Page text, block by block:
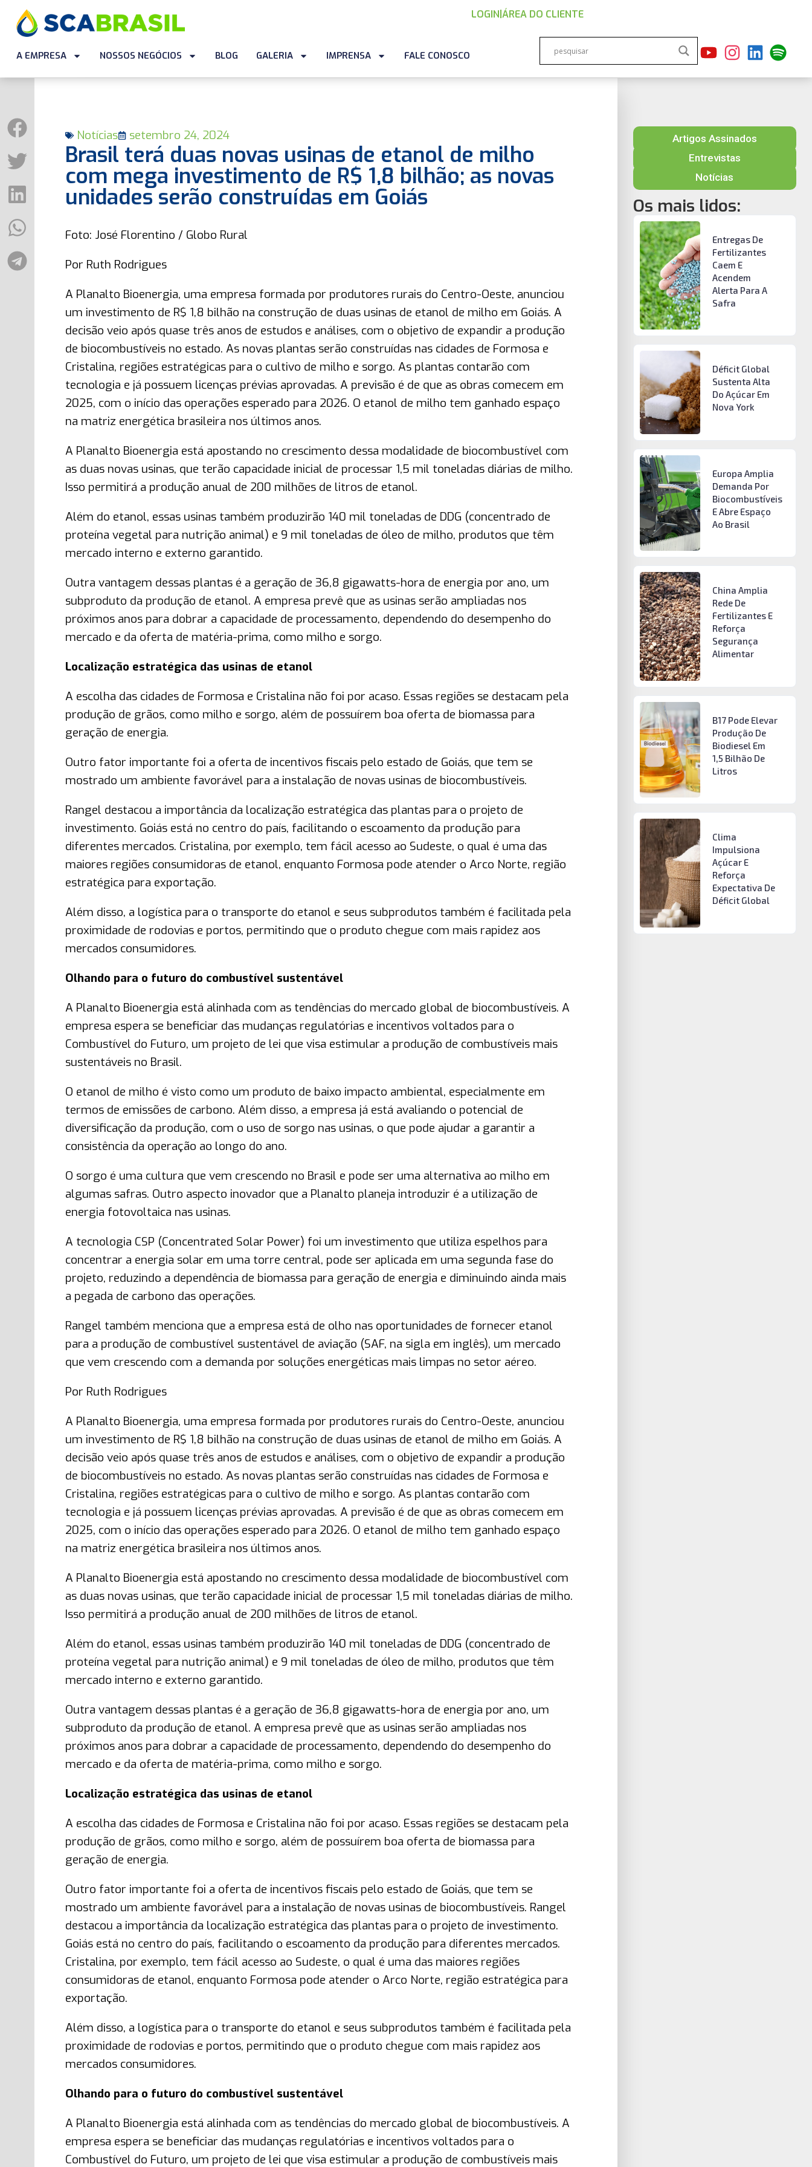
LOGIN |ÁREA DO CLIENTE
A EMPRESA NOSSOS NEGÓCIOS BLOG GALERIA IMPRENSA FALE CONOSCO
Notícias setembro 24, 2024
Brasil terá duas novas usinas de etanol de milho
com mega investimento de R$ 1,8 bilhão; as novas
unidades serão construídas em Goiás
Foto: José Florentino / Globo Rural
Por Ruth Rodrigues
A Planalto Bioenergia, uma empresa formada por produtores rurais do Centro-Oeste, anunciou
um investimento de R$ 1,8 bilhão na construção de duas usinas de etanol de milho em Goiás. A
decisão veio após quase três anos de estudos e análises, com o objetivo de expandir a produção
de biocombustíveis no estado. As novas plantas serão construídas nas cidades de Formosa e
Cristalina, regiões estratégicas para o cultivo de milho e sorgo. As plantas contarão com
tecnologia e já possuem licenças prévias aprovadas. A previsão é de que as obras comecem em
2025, com o início das operações esperado para 2026. O etanol de milho tem ganhado espaço
na matriz energética brasileira nos últimos anos.
A Planalto Bioenergia está apostando no crescimento dessa modalidade de biocombustível com
as duas novas usinas, que terão capacidade inicial de processar 1,5 mil toneladas diárias de milho.
Isso permitirá a produção anual de 200 milhões de litros de etanol.
Além do etanol, essas usinas também produzirão 140 mil toneladas de DDG (concentrado de
proteína vegetal para nutrição animal) e 9 mil toneladas de óleo de milho, produtos que têm
mercado interno e externo garantido.
Outra vantagem dessas plantas é a geração de 36,8 gigawatts-hora de energia por ano, um
subproduto da produção de etanol. A empresa prevê que as usinas serão ampliadas nos
próximos anos para dobrar a capacidade de processamento, dependendo do desempenho do
mercado e da oferta de matéria-prima, como milho e sorgo.
Localização estratégica das usinas de etanol
A escolha das cidades de Formosa e Cristalina não foi por acaso. Essas regiões se destacam pela
produção de grãos, como milho e sorgo, além de possuírem boa oferta de biomassa para
geração de energia.
Outro fator importante foi a oferta de incentivos fiscais pelo estado de Goiás, que tem se
mostrado um ambiente favorável para a instalação de novas usinas de biocombustíveis.
Rangel destacou a importância da localização estratégica das plantas para o projeto de
investimento. Goiás está no centro do país, facilitando o escoamento da produção para
diferentes mercados. Cristalina, por exemplo, tem fácil acesso ao Sudeste, o qual é uma das
maiores regiões consumidoras de etanol, enquanto Formosa pode atender o Arco Norte, região
estratégica para exportação.
Além disso, a logística para o transporte do etanol e seus subprodutos também é facilitada pela
proximidade de rodovias e portos, permitindo que o produto chegue com mais rapidez aos
mercados consumidores.
Olhando para o futuro do combustível sustentável
A Planalto Bioenergia está alinhada com as tendências do mercado global de biocombustíveis. A
empresa espera se beneficiar das mudanças regulatórias e incentivos voltados para o
Combustível do Futuro, um projeto de lei que visa estimular a produção de combustíveis mais
sustentáveis no Brasil.
O etanol de milho é visto como um produto de baixo impacto ambiental, especialmente em
termos de emissões de carbono. Além disso, a empresa já está avaliando o potencial de
diversificação da produção, com o uso de sorgo nas usinas, o que pode ajudar a garantir a
consistência da operação ao longo do ano.
O sorgo é uma cultura que vem crescendo no Brasil e pode ser uma alternativa ao milho em
algumas safras. Outro aspecto inovador que a Planalto planeja introduzir é a utilização de
energia fotovoltaica nas usinas.
A tecnologia CSP (Concentrated Solar Power) foi um investimento que utiliza espelhos para
concentrar a energia solar em uma torre central, pode ser aplicada em uma segunda fase do
projeto, reduzindo a dependência de biomassa para geração de energia e diminuindo ainda mais
a pegada de carbono das operações.
Rangel também menciona que a empresa está de olho nas oportunidades de fornecer etanol
para a produção de combustível sustentável de aviação (SAF, na sigla em inglês), um mercado
que vem crescendo com a demanda por soluções energéticas mais limpas no setor aéreo.
Por Ruth Rodrigues
A Planalto Bioenergia, uma empresa formada por produtores rurais do Centro-Oeste, anunciou
um investimento de R$ 1,8 bilhão na construção de duas usinas de etanol de milho em Goiás. A
decisão veio após quase três anos de estudos e análises, com o objetivo de expandir a produção
de biocombustíveis no estado. As novas plantas serão construídas nas cidades de Formosa e
Cristalina, regiões estratégicas para o cultivo de milho e sorgo. As plantas contarão com
tecnologia e já possuem licenças prévias aprovadas. A previsão é de que as obras comecem em
2025, com o início das operações esperado para 2026. O etanol de milho tem ganhado espaço
na matriz energética brasileira nos últimos anos.
A Planalto Bioenergia está apostando no crescimento dessa modalidade de biocombustível com
as duas novas usinas, que terão capacidade inicial de processar 1,5 mil toneladas diárias de milho.
Isso permitirá a produção anual de 200 milhões de litros de etanol.
Além do etanol, essas usinas também produzirão 140 mil toneladas de DDG (concentrado de
proteína vegetal para nutrição animal) e 9 mil toneladas de óleo de milho, produtos que têm
mercado interno e externo garantido.
Outra vantagem dessas plantas é a geração de 36,8 gigawatts-hora de energia por ano, um
subproduto da produção de etanol. A empresa prevê que as usinas serão ampliadas nos
próximos anos para dobrar a capacidade de processamento, dependendo do desempenho do
mercado e da oferta de matéria-prima, como milho e sorgo.
Localização estratégica das usinas de etanol
A escolha das cidades de Formosa e Cristalina não foi por acaso. Essas regiões se destacam pela
produção de grãos, como milho e sorgo, além de possuírem boa oferta de biomassa para
geração de energia.
Outro fator importante foi a oferta de incentivos fiscais pelo estado de Goiás, que tem se
mostrado um ambiente favorável para a instalação de novas usinas de biocombustíveis. Rangel
destacou a importância da localização estratégica das plantas para o projeto de investimento.
Goiás está no centro do país, facilitando o escoamento da produção para diferentes mercados.
Cristalina, por exemplo, tem fácil acesso ao Sudeste, o qual é uma das maiores regiões
consumidoras de etanol, enquanto Formosa pode atender o Arco Norte, região estratégica para
exportação.
Além disso, a logística para o transporte do etanol e seus subprodutos também é facilitada pela
proximidade de rodovias e portos, permitindo que o produto chegue com mais rapidez aos
mercados consumidores.
Olhando para o futuro do combustível sustentável
A Planalto Bioenergia está alinhada com as tendências do mercado global de biocombustíveis. A
empresa espera se beneficiar das mudanças regulatórias e incentivos voltados para o
Combustível do Futuro, um projeto de lei que visa estimular a produção de combustíveis mais
Artigos Assinados
Entrevistas
Notícias
Os mais lidos:
Entregas De
Fertilizantes
Caem E
Acendem
Alerta Para A
Safra
Déficit Global
Sustenta Alta
Do Açúcar Em
Nova York
Europa Amplia
Demanda Por
Biocombustíveis
E Abre Espaço
Ao Brasil
China Amplia
Rede De
Fertilizantes E
Reforça
Segurança
Alimentar
B17 Pode Elevar
Produção De
Biodiesel Em
1,5 Bilhão De
Litros
Clima
Impulsiona
Açúcar E
Reforça
Expectativa De
Déficit Global